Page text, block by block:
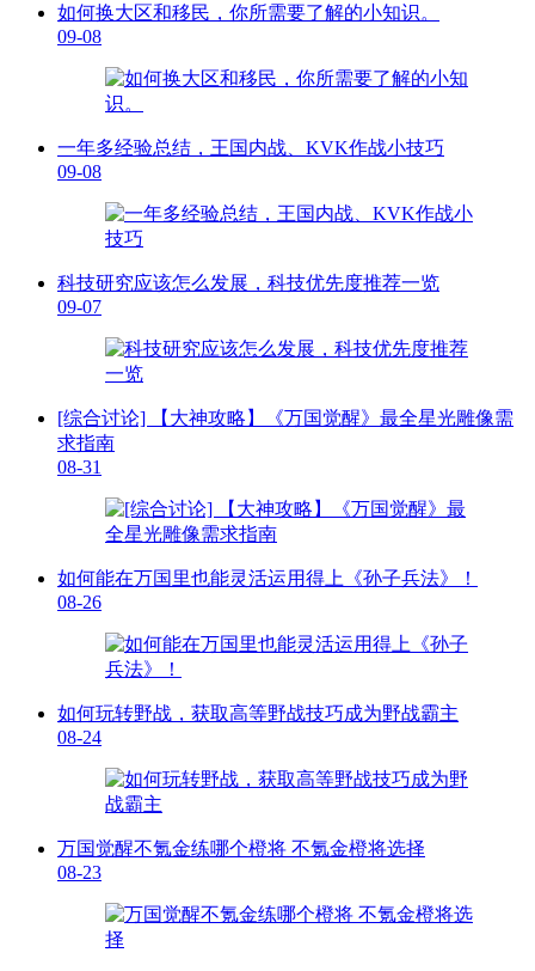
如何换大区和移民，你所需要了解的小知识。
09-08
一年多经验总结，王国内战、KVK作战小技巧
09-08
科技研究应该怎么发展，科技优先度推荐一览
09-07
[综合讨论] 【大神攻略】《万国觉醒》最全星光雕像需
求指南
08-31
如何能在万国里也能灵活运用得上《孙子兵法》！
08-26
如何玩转野战，获取高等野战技巧成为野战霸主
08-24
万国觉醒不氪金练哪个橙将 不氪金橙将选择
08-23